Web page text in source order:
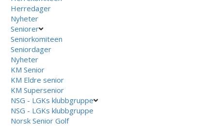
Herredager
Nyheter
Seniorer
Seniorkomiteen
Seniordager
Nyheter
KM Senior
KM Eldre senior
KM Supersenior
NSG - LGKs klubbgruppe
NSG - LGKs klubbgruppe
Norsk Senior Golf